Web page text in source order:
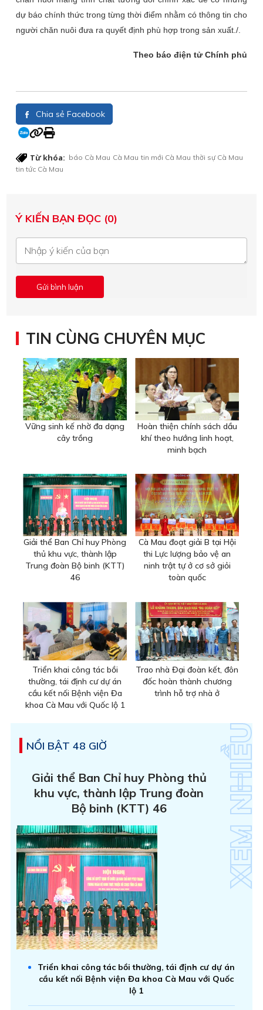
dự báo chính thức trong từng thời điểm nhằm có thông tin cho
người chăn nuôi đưa ra quyết định phù hợp trong sản xuất./.
Theo báo điện tử Chính phủ
Chia sẻ Facebook
Từ khóa: báo Cà Mau Cà Mau tin mới Cà Mau thời sự Cà Mau
tin tức Cà Mau
Ý KIẾN BẠN ĐỌC (0)
TIN CÙNG CHUYÊN MỤC
Vững sinh kế nhờ đa dạng
cây trồng
Hoàn thiện chính sách dầu
khí theo hướng linh hoạt,
minh bạch
Giải thể Ban Chỉ huy Phòng
thủ khu vực, thành lập
Trung đoàn Bộ binh (KTT)
46
Cà Mau đoạt giải B tại Hội
thi Lực lượng bảo vệ an
ninh trật tự ở cơ sở giỏi
toàn quốc
Triển khai công tác bồi
thường, tái định cư dự án
cầu kết nối Bệnh viện Đa
khoa Cà Mau với Quốc lộ 1
Trao nhà Đại đoàn kết, đôn
đốc hoàn thành chương
trình hỗ trợ nhà ở
NỔI BẬT 48 GIỜ
Giải thể Ban Chỉ huy Phòng thủ
khu vực, thành lập Trung đoàn
Bộ binh (KTT) 46
Triển khai công tác bồi thường, tái định cư dự án
cầu kết nối Bệnh viện Đa khoa Cà Mau với Quốc
lộ 1